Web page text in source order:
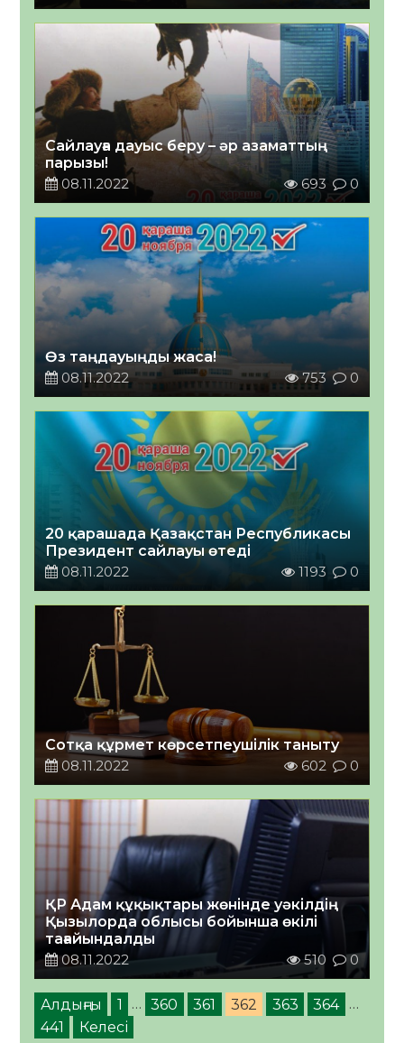
Сайлауға дауыс беру – әр азаматтың
парызы!
08.11.2022
693 0
Өз таңдауыңды жаса!
08.11.2022
753 0
20 қарашада Қазақстан Республикасы
Президент сайлауы өтеді
08.11.2022
1193 0
Сотқа құрмет көрсетпеушілік таныту
08.11.2022
602 0
ҚР Адам құқықтары жөнінде уәкілдің
Қызылорда облысы бойынша өкілі
тағайындалды
08.11.2022
510 0
Алдыңғы 1 … 360 361 362 363 364
…
441
Келесі